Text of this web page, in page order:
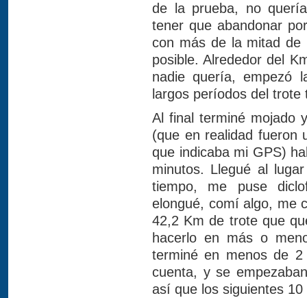
de la prueba, no
tener que abandonar
con más de la mitad
posible. Alrededor del
nadie quería, empezó
largos períodos del trote
Al final terminé mojado
(que en realidad fueron
que indicaba mi GPS)
minutos. Llegué al
tiempo, me puse
elongué, comí algo, me
42,2 Km de trote que
hacerlo en más o
terminé en menos de
cuenta, y se
así que los siguientes